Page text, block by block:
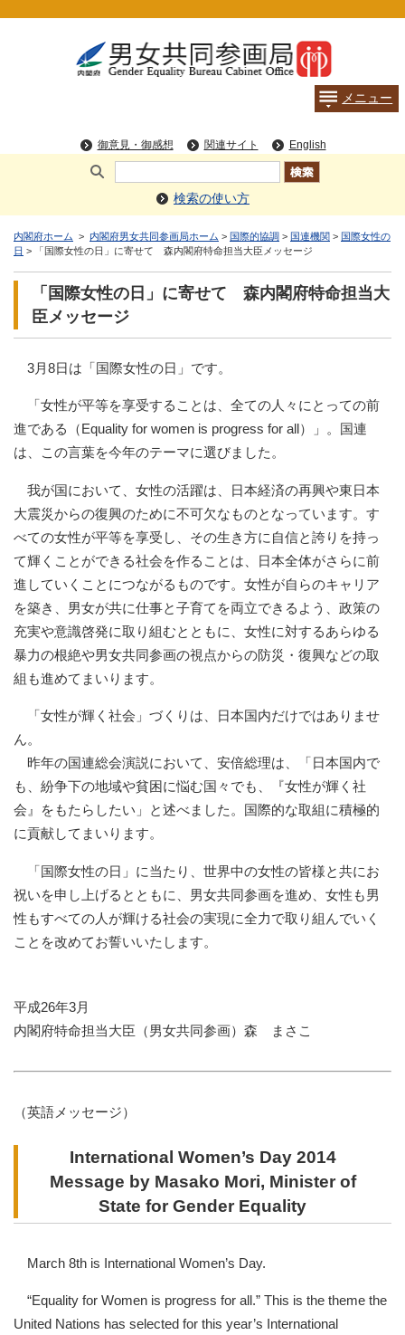
検索の使い方
内閣府ホーム > 内閣府男女共同参画局ホーム > 国際的協調 > 国連機関 > 国際女性の
日 > 「国際女性の日」に寄せて 森内閣府特命担当大臣メッセージ
「国際女性の日」に寄せて 森内閣府特命担当大
臣メッセージ
3月8日は「国際女性の日」です。
「女性が平等を享受することは、全ての人々にとっての前
進である（Equality for women is progress for all）」。国連
は、この言葉を今年のテーマに選びました。
我が国において、女性の活躍は、日本経済の再興や東日本
大震災からの復興のために不可欠なものとなっています。す
べての女性が平等を享受し、その生き方に自信と誇りを持っ
て輝くことができる社会を作ることは、日本全体がさらに前
進していくことにつながるものです。女性が自らのキャリア
を築き、男女が共に仕事と子育てを両立できるよう、政策の
充実や意識啓発に取り組むとともに、女性に対するあらゆる
暴力の根絶や男女共同参画の視点からの防災・復興などの取
組も進めてまいります。
「女性が輝く社会」づくりは、日本国内だけではありませ
ん。
昨年の国連総会演説において、安倍総理は、「日本国内で
も、紛争下の地域や貧困に悩む国々でも、『女性が輝く社
会』をもたらしたい」と述べました。国際的な取組に積極的
に貢献してまいります。
「国際女性の日」に当たり、世界中の女性の皆様と共にお
祝いを申し上げるとともに、男女共同参画を進め、女性も男
性もすべての人が輝ける社会の実現に全力で取り組んでいく
ことを改めてお誓いいたします。
平成26年3月
内閣府特命担当大臣（男女共同参画）森 まさこ
（英語メッセージ）
International Women’s Day 2014
Message by Masako Mori, Minister of
State for Gender Equality
March 8th is International Women’s Day.
“Equality for Women is progress for all.” This is the theme the
United Nations has selected for this year’s International